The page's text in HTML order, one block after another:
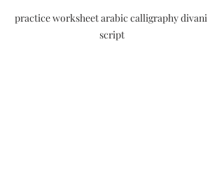
practice worksheet arabic calligraphy divani
script